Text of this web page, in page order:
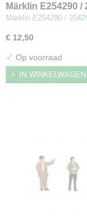
Märklin E254290 /
Märklin E254290 /
€ 12,50
✓ Op voorraad
IN WINKELWAGEN